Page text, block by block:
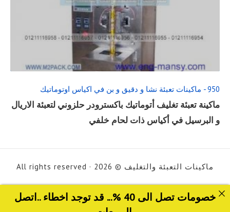
READ
FULL
POST
950 - ماكينات تعبئة نشا و دقيق و بن في اكياس اوتوماتيك
ماكينة تعبئة تغليف أتوماتيك باكسترودر حلزوني لتعبئة الاريال
و البرسيل في أكياس ذات لحام خلفي
ماكينات التعبئة والتغليف © 2026 · All rights reserved
خصومات تصل الى 40 %... قد توجد اخطاء ..اتصل